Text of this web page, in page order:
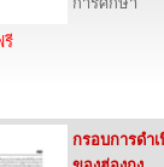
รี
กรอบการดำ